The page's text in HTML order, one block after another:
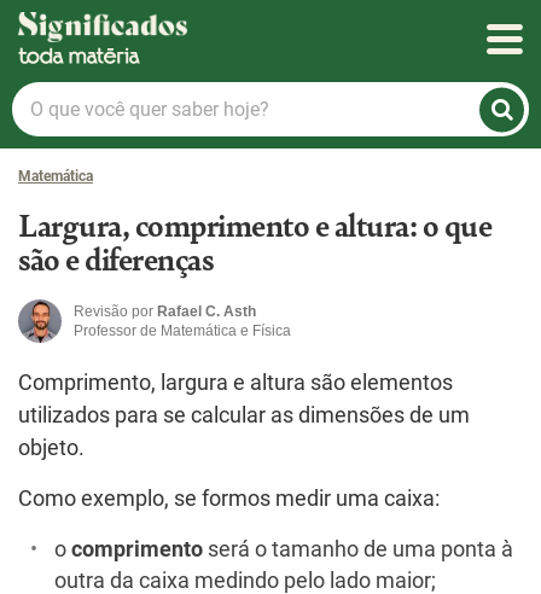
Significados
O
que
você
quer
saber
hoje?
Matemática
Largura, comprimento e altura: o que
são e diferenças
Revisão por Rafael C. Asth
Professor de Matemática e Física
Comprimento, largura e altura são elementos
utilizados para se calcular as dimensões de um
objeto.
Como exemplo, se formos medir uma caixa:
o comprimento será o tamanho de uma ponta à
outra da caixa medindo pelo lado maior;